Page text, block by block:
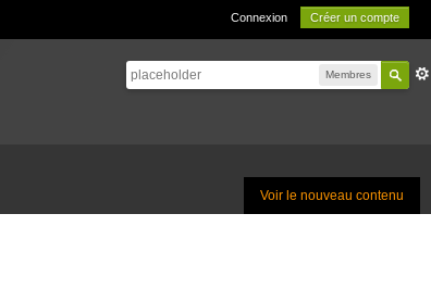
Connexion Créer un compte
Membres
Voir le nouveau contenu